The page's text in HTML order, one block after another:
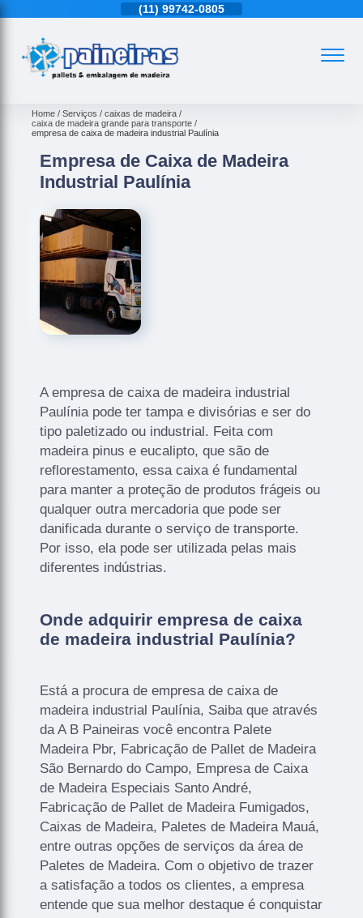
(11) 99742-0805
Home Serviços
caixas de madeira
caixa de madeira grande para transporte
empresa de caixa de madeira industrial Paulínia
Empresa de Caixa de Madeira
Industrial Paulínia
A empresa de caixa de madeira industrial
Paulínia pode ter tampa e divisórias e ser do
tipo paletizado ou industrial. Feita com
madeira pinus e eucalipto, que são de
reflorestamento, essa caixa é fundamental
para manter a proteção de produtos frágeis ou
qualquer outra mercadoria que pode ser
danificada durante o serviço de transporte.
Por isso, ela pode ser utilizada pelas mais
diferentes indústrias.
Onde adquirir empresa de caixa
de madeira industrial Paulínia?
Está a procura de empresa de caixa de
madeira industrial Paulínia, Saiba que através
da A B Paineiras você encontra Palete
Madeira Pbr, Fabricação de Pallet de Madeira
São Bernardo do Campo, Empresa de Caixa
de Madeira Especiais Santo André,
Fabricação de Pallet de Madeira Fumigados,
Caixas de Madeira, Paletes de Madeira Mauá,
entre outras opções de serviços da área de
Paletes de Madeira. Com o objetivo de trazer
a satisfação a todos os clientes, a empresa
entende que sua melhor destaque é conquistar